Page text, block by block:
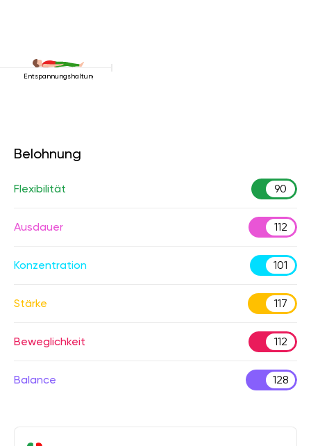
Entspannungshaltung
Belohnung
Flexibilität 90
Ausdauer 112
Konzentration 101
Stärke 117
Beweglichkeit 112
Balance 128